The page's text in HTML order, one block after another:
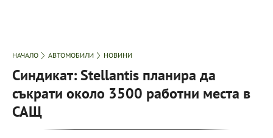
НАЧАЛО АВТОМОБИЛИ НОВИНИ
Синдикат: Stellantis планира да
съкрати около 3500 работни места в
САЩ